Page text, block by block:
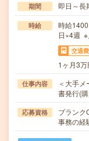
期間 即日～
時給
時給
日×4週 ※
交通費
1ヶ月3
仕事内容
＜大手
書発行(
応募資格
ブランク
事務の経